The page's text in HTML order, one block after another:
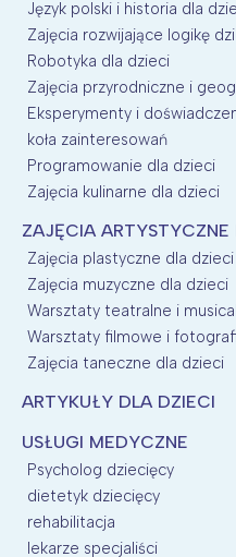
Język polski i historia dla
Zajęcia rozwijające logikę
Robotyka dla dzieci
Zajęcia przyrodniczne i
Eksperymenty i
koła zainteresowań
Programowanie dla dzieci
Zajęcia kulinarne dla dzieci
ZAJĘCIA ARTYSTYCZNE
Zajęcia plastyczne dla dzieci
Zajęcia muzyczne dla dzieci
Warsztaty teatralne i
Warsztaty filmowe i
Zajęcia taneczne dla dzieci
ARTYKUŁY DLA DZIECI
USŁUGI MEDYCZNE
Psycholog dziecięcy
dietetyk dziecięcy
rehabilitacja
lekarze specjaliści